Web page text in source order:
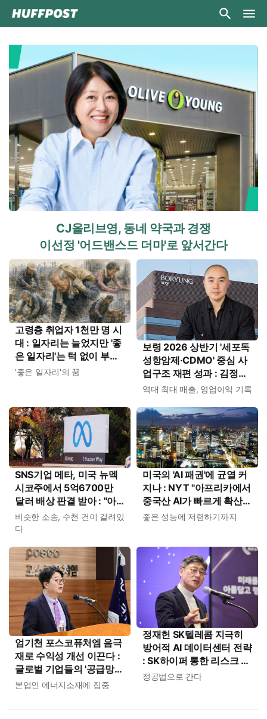
CJ올리브영, 동네 약국과 경쟁
이선정 '어드밴스드 더마'로 앞서간다
고령층 취업자 1천만 명 시
대 : 일자리는 늘었지만 '좋
은 일자리'는 턱 없이 부족
하다
'좋은 일자리'의 꿈
보령 2026 상반기 '세포독
성항암제·CDMO' 중심 사
업구조 재편 성과 : 김정균
대표 'CDMO 지속 과제' 무
역대 최대 매출, 영업이익 기록
SNS기업 메타, 미국 뉴멕
시코주에서 5억6700만
달러 배상 판결 받아 : "아
동청소년 정신건강에 해 끼
쳤다"
비슷한 소송, 수천 건이 걸려있
다
미국의 'AI 패권'에 균열 커
지나 : NYT "아프리카에서
중국산 AI가 빠르게 확산하
고 있다"
좋은 성능에 저렴하기까지
엄기천 포스코퓨처엠 음극
재로 수익성 개선 이끈다 :
글로벌 기업들의 '공급망
다변화 수요'에 대응
본업인 에너지소재에 집중
정재헌 SK텔레콤 지극히
방어적 AI 데이터센터 전략
: SK하이퍼 통한 리스크 분
산에 "가져갈 수익도 제한"
정공법으로 간다